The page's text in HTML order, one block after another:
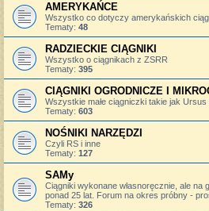
AMERYKAŃCE
Wszystko co dotyczy amerykańskich
Tematy: 48
RADZIECKIE CIĄGNIKI
Wszystko o ciągnikach z ZSRR
Tematy: 395
CIĄGNIKI OGRODNICZE I
Wszystkie małe ciągniczki takie jak
Tematy: 603
NOŚNIKI NARZĘDZI
Czyli RS i inne
Tematy: 127
SAMy
Ciągniki wykonane własnoręcznie, ale na
ponad 25 lat. Forum na okres próbny -
Tematy: 326